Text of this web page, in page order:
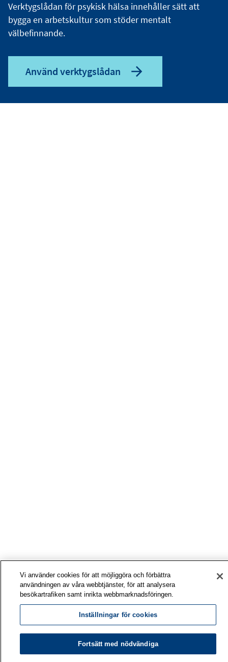
Verktygslådan för psykisk hälsa innehåller sätt att
bygga en arbetskultur som stöder mentalt
välbefinnande.
Använd verktygslådan
Vi använder cookies för att möjliggöra och förbättra
användningen av våra webbtjänster, för att analysera
besökartrafiken samt inrikta webbmarknadsföringen.
Inställningar för cookies
Fortsätt med nödvändiga